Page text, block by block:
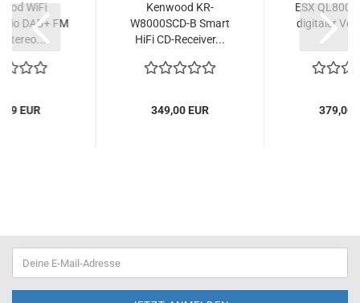
WiFi
DAB+ FM
Stereo...
EUR
Kenwood KR-
W8000SCD-B Smart
HiFi CD-Receiver...
349,00 EUR
ESX
digitaler
379,00